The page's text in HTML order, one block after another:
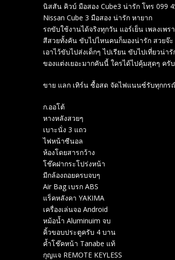
นิสสัน คิวบ์ มือสอง Cube3 น่ารัก โทร 099
Nissan Cube 3 มือสอง น่ารัก หายาก
รถขับใช้งานได้จริงทุกวัน แอร์เย็น เพลงเพร
สีสวยทั้งคัน ขับไปไหนคนก็มองน่ารัก สวยจ๊ะ
เอาไว้ขับไปส่งเด็กๆ ไปเรียน ขับไปเที่ยวน่ารั
ของแต่งเยอะมากคันนี้ ใครได้ไปคุ้มสุดๆ ครับ
ขาย แลก เทิร์น ซื้อสด จัดไฟแนนซ์รับทุกกร
ก.ออโต้
หางหลังสวยๆ
เบาะนั่ง 3 แถว
ไฟหน้าซีนอล
ห้องโดยสารกว้าง
โช๊คฝากระโปร่งหน้า
มีกล้องถอยครบจบๆ
Air Bag เบรก ABS
แร็คหลังคา YAKIMA
เครื่องเล่นจอ Android
หม้อน้ำ Aluminuim จบ
คิ้วขอบประตูครับ 4 บาน
ค้ำโช๊คหน้า Tanabe แท้
กุญแจ REMOTE KEYLESS